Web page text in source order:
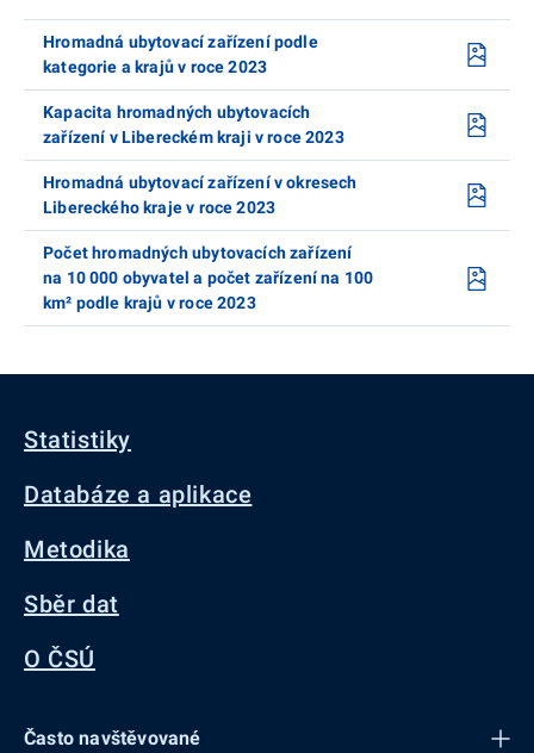
Hromadná ubytovací zařízení podle
kategorie a krajů v roce 2023
Kapacita hromadných ubytovacích
zařízení v Libereckém kraji v roce 2023
Hromadná ubytovací zařízení v okresech
Libereckého kraje v roce 2023
Počet hromadných ubytovacích zařízení
na 10 000 obyvatel a počet zařízení na 100
km² podle krajů v roce 2023
Statistiky
Databáze a aplikace
Metodika
Sběr dat
O ČSÚ
Často navštěvované